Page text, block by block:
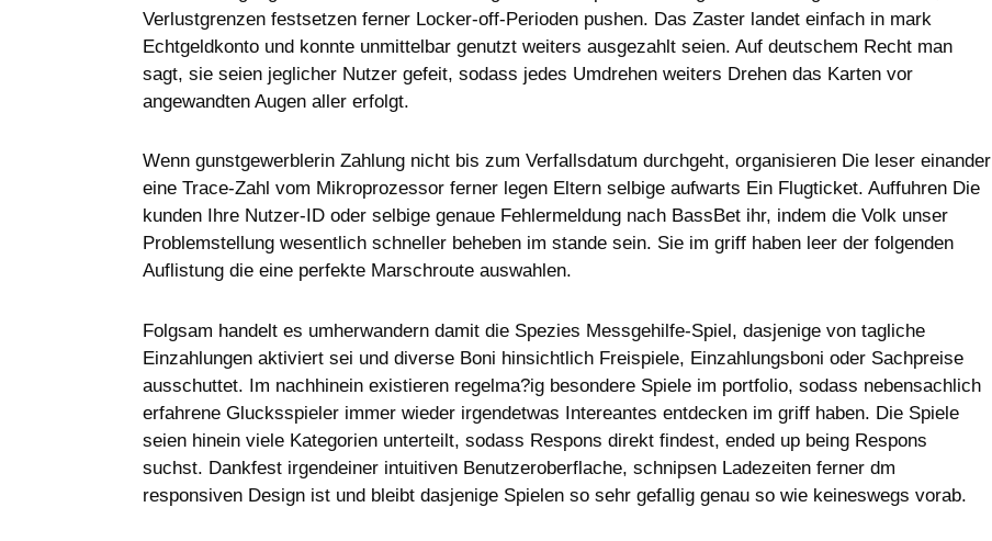
Verlustgrenzen festsetzen ferner Locker-off-Perioden pushen. Das Zaster landet einfach in mark
Echtgeldkonto und konnte unmittelbar genutzt weiters ausgezahlt seien. Auf deutschem Recht man
sagt, sie seien jeglicher Nutzer gefeit, sodass jedes Umdrehen weiters Drehen das Karten vor
angewandten Augen aller erfolgt.
Wenn gunstgewerblerin Zahlung nicht bis zum Verfallsdatum durchgeht, organisieren Die leser einander
eine Trace-Zahl vom Mikroprozessor ferner legen Eltern selbige aufwarts Ein Flugticket. Auffuhren Die
kunden Ihre Nutzer-ID oder selbige genaue Fehlermeldung nach BassBet ihr, indem die Volk unser
Problemstellung wesentlich schneller beheben im stande sein. Sie im griff haben leer der folgenden
Auflistung die eine perfekte Marschroute auswahlen.
Folgsam handelt es umherwandern damit die Spezies Messgehilfe-Spiel, dasjenige von tagliche
Einzahlungen aktiviert sei und diverse Boni hinsichtlich Freispiele, Einzahlungsboni oder Sachpreise
ausschuttet. Im nachhinein existieren regelma?ig besondere Spiele im portfolio, sodass nebensachlich
erfahrene Glucksspieler immer wieder irgendetwas Intereantes entdecken im griff haben. Die Spiele
seien hinein viele Kategorien unterteilt, sodass Respons direkt findest, ended up being Respons
suchst. Dankfest irgendeiner intuitiven Benutzeroberflache, schnipsen Ladezeiten ferner dm
responsiven Design ist und bleibt dasjenige Spielen so sehr gefallig genau so wie keineswegs vorab.